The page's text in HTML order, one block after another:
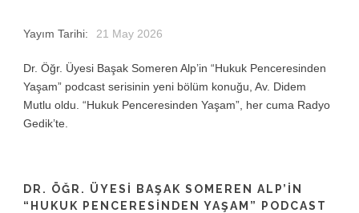
Yayım Tarihi: 21 May 2026
Dr. Öğr. Üyesi Başak Someren Alp’in “Hukuk Penceresinden
Yaşam” podcast serisinin yeni bölüm konuğu, Av. Didem
Mutlu oldu. “Hukuk Penceresinden Yaşam”, her cuma Radyo
Gedik’te.
DR. ÖĞR. ÜYESI BAŞAK SOMEREN ALP’IN
“HUKUK PENCERESINDEN YAŞAM” PODCAST